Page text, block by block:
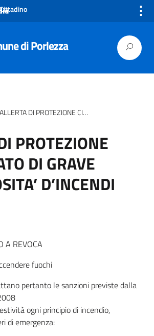
⋮
di Porlezza
ALLERTA DI PROTEZIONE CIVILE STATO DI GRAVE PERICOLOSITA’ D’INCENDI BOSCHIVI
PROTEZIONE
DI GRAVE
D’INCENDI
A REVOCA
fuochi
pertanto le sanzioni previste dalla
ogni principio di incendio,
di emergenza: